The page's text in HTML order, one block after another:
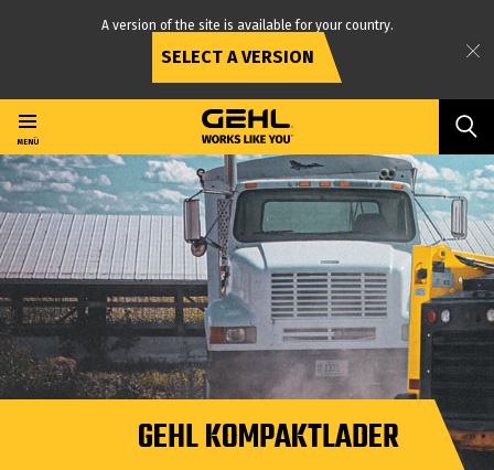
zum
Inhalt
A version of the site is available for your country.
SELECT A VERSION
MENÜ
GEHL KOMPAKTLADER